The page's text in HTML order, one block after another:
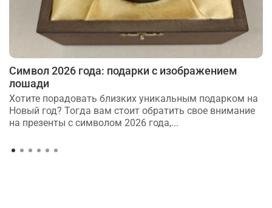
Символ 2026 года: подарки с изображением
лошади
Хотите порадовать близких уникальным подарком на
Новый год? Тогда вам стоит обратить свое внимание
на презенты с символом 2026 года,...